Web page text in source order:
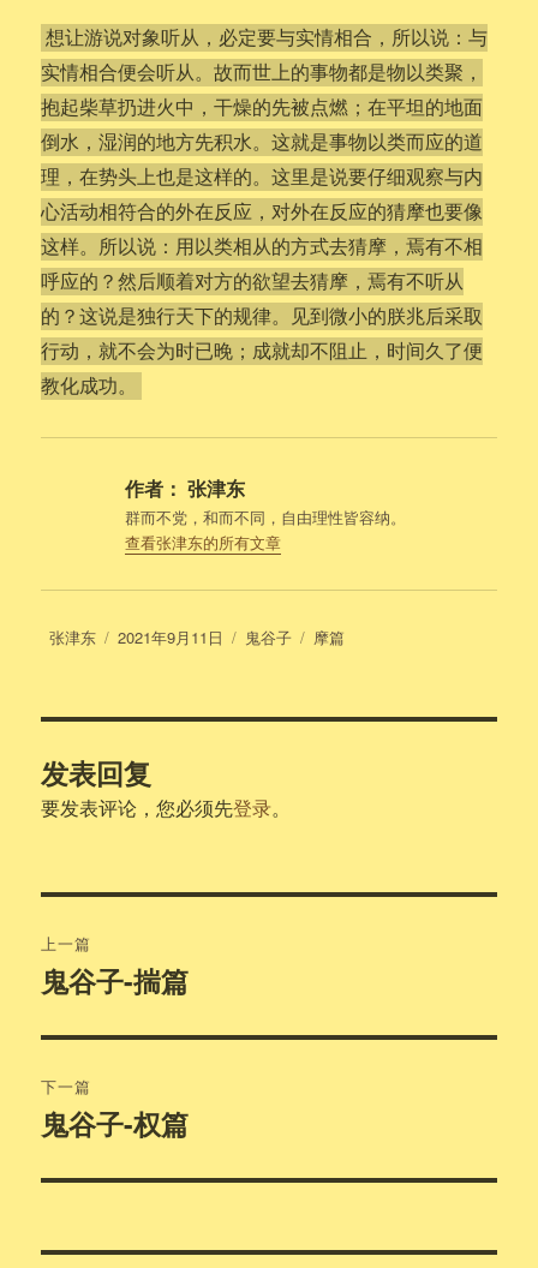
想让游说对象听从，必定要与实情相合，所以说：与
实情相合便会听从。故而世上的事物都是物以类聚，
抱起柴草扔进火中，干燥的先被点燃；在平坦的地面
倒水，湿润的地方先积水。这就是事物以类而应的道
理，在势头上也是这样的。这里是说要仔细观察与内
心活动相符合的外在反应，对外在反应的猜摩也要像
这样。所以说：用以类相从的方式去猜摩，焉有不相
呼应的？然后顺着对方的欲望去猜摩，焉有不听从
的？这说是独行天下的规律。见到微小的朕兆后采取
行动，就不会为时已晚；成就却不阻止，时间久了便
教化成功。
作者： 张津东
群而不党，和而不同，自由理性皆容纳。
查看张津东的所有文章
作
张津东
发
2021年9月11日
分
鬼谷子
标
摩篇
发表回复
要发表评论，您必须先登录。
章
航
上一篇
上
文
章：
鬼谷子-揣篇
下一篇
下
文
鬼谷子-权篇